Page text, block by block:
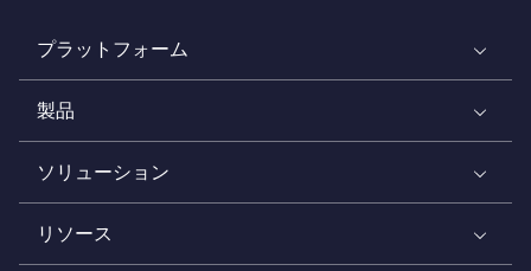
プラットフォーム
製品
ソリューション
リソース